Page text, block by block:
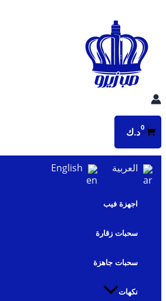
المحتوى
د.ك
العربية English
اجهزة فيب
سحبات زقارة
سحبات جاهزة
نكهات